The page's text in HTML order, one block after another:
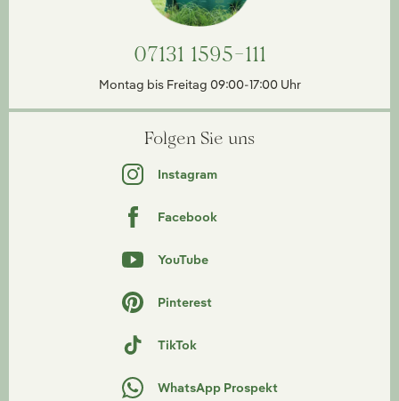
07131 1595-111
Montag bis Freitag 09:00-17:00 Uhr
Folgen Sie uns
Instagram
Facebook
YouTube
Pinterest
TikTok
WhatsApp Prospekt